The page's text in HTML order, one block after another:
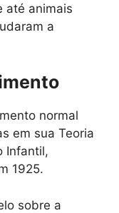
até animais
a
normal
em sua Teoria
Infantil,
1925.
sobre a